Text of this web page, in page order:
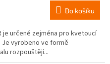
Do košíku
je určené zejména pro kvetoucí
vyrobeno ve formě
rozpouštějí...